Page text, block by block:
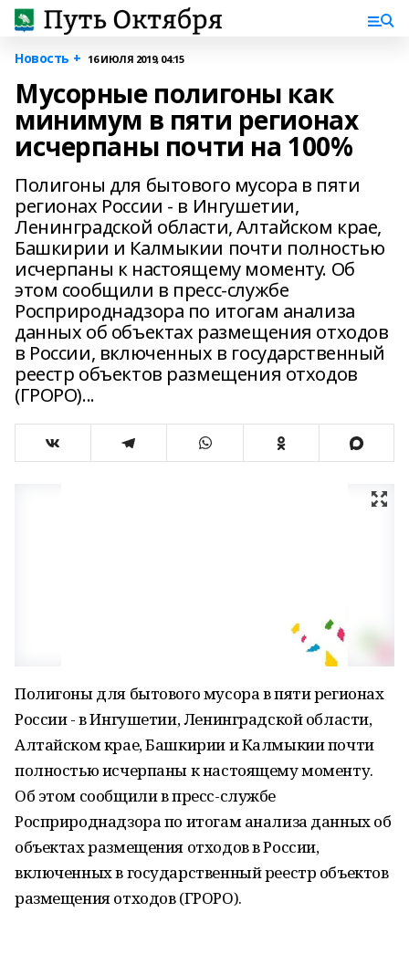
Новость + 16 ИЮЛЯ 2019, 04:15
Мусорные полигоны как
минимум в пяти регионах
исчерпаны почти на 100%
Полигоны для бытового мусора в пяти
регионах России - в Ингушетии,
Ленинградской области, Алтайском крае,
Башкирии и Калмыкии почти полностью
исчерпаны к настоящему моменту. Об
этом сообщили в пресс-службе
Росприроднадзора по итогам анализа
данных об объектах размещения отходов
в России, включенных в государственный
реестр объектов размещения отходов
(ГРОРО)...
Полигоны для бытового мусора в пяти регионах
России - в Ингушетии, Ленинградской области,
Алтайском крае, Башкирии и Калмыкии почти
полностью исчерпаны к настоящему моменту.
Об этом сообщили в пресс-службе
Росприроднадзора по итогам анализа данных об
объектах размещения отходов в России,
включенных в государственный реестр объектов
размещения отходов (ГРОРО).